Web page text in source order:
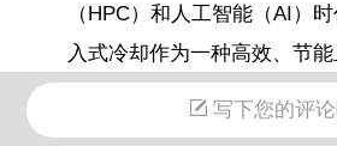
（HPC）和人工智能（AI）
入式冷却作为一种高效、节
术，正在成为数据中心行业
探讨单相浸入式冷却在数据
写下您的评